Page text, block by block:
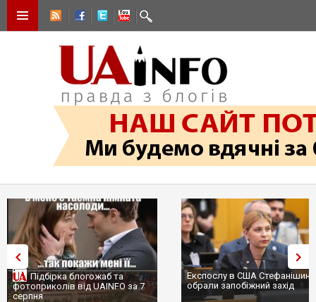
Підбірка блогожаб та
фотоприколів від UAINFO за 7
серпня
Експослу в США
обрали запобіжний захід